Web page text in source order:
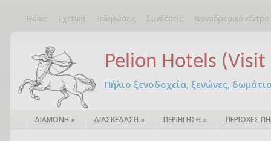
Home Σχετικά Εκδηλώσεις Συνδέσεις Χιονοδρομικό
Pelion Hotels (Visit
Πήλιο ξενοδοχεία, ξενώνες,
ΔΙΑΜΟΝΗ » ΔΙΑΣΚΕΔΑΣΗ » ΠΕΡΙΗΓΗΣΗ » ΠΕΡΙΟΧΕΣ